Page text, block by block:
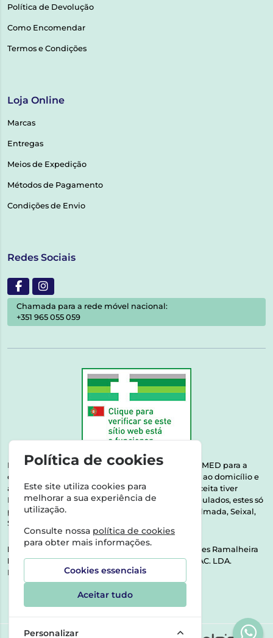
Política de Devolução
Como Encomendar
Termos e Condições
Loja Online
Marcas
Entregas
Meios de Expedição
Métodos de Pagamento
Condições de Envio
Redes Sociais
Chamada para a rede móvel nacional:
+351 965 055 059
Esta farmácia encontra-se autorizada pelo INFARMED para a
dispensa de medicamentos e produtos de saúde ao domicílio e
através da internet. Medicamentos | Se na sua receita tiver
MSRM, MNSRM, MSRMV ou Medicamentos Manipulados, estes só
podem ser entregues nos seguintes concelhos: Almada, Seixal,
Sesimbra, Oeiras e Lisboa.
Direção Técnica:
Dra. Raquel Alexandra Fernandes Ramalheira
NIPC:513064133 | ASPAS E NÚMEROS SOC. FARMAC. LDA.
Rua dos Castanheiros 5 AB Feijó2810-036 Almada
Política de cookies
Este site utiliza cookies para
melhorar a sua experiência de
utilização.
Consulte nossa política de cookies
para obter mais informações.
Cookies essenciais
Aceitar tudo
Personalizar